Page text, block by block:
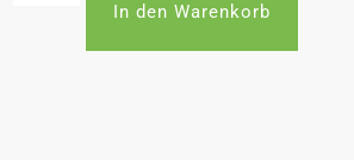
In den Warenkorb